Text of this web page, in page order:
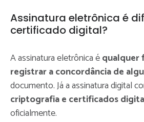
Assinatura eletrônica é
certificado digital?
A assinatura eletrônica équalquer
registrar a concordância de
documento. Já a assinatura digital
criptografia e certificados
oficialmente.